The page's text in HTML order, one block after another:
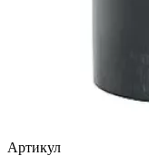
Артикул